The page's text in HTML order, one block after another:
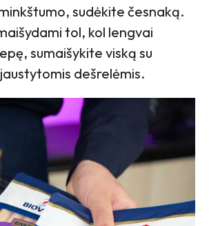
sudėkite česnaką.
tol, kol lengvai
sumaišykite viską su
dešrelėmis.